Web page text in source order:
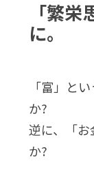
「繁
に。
「富」と
か?
逆に、「
か?